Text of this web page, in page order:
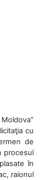
cu
de
procesul
în
raionul